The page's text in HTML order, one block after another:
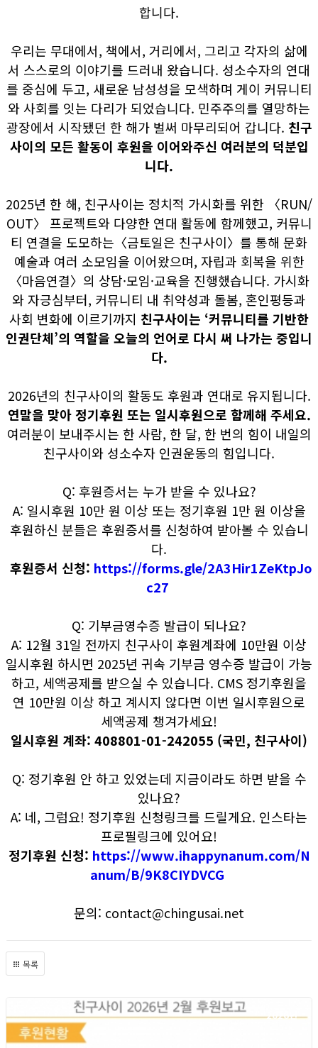
합니다.
우리는 무대에서, 책에서, 거리에서, 그리고 각자의 삶에
서 스스로의 이야기를 드러내 왔습니다. 성소수자의 연대
를 중심에 두고, 새로운 남성성을 모색하며 게이 커뮤니티
와 사회를 잇는 다리가 되었습니다. 민주주의를 열망하는
광장에서 시작됐던 한 해가 벌써 마무리되어 갑니다. 친구
사이의 모든 활동이 후원을 이어와주신 여러분의 덕분입
니다.
2025년 한 해, 친구사이는 정치적 가시화를 위한 〈RUN/
OUT〉 프로젝트와 다양한 연대 활동에 함께했고, 커뮤니
티 연결을 도모하는〈금토일은 친구사이〉를 통해 문화
예술과 여러 소모임을 이어왔으며, 자립과 회복을 위한
〈마음연결〉의 상담·모임·교육을 진행했습니다. 가시화
와 자긍심부터, 커뮤니티 내 취약성과 돌봄, 혼인평등과
사회 변화에 이르기까지 친구사이는 ‘커뮤니티를 기반한
인권단체’의 역할을 오늘의 언어로 다시 써 나가는 중입니
다.
2026년의 친구사이의 활동도 후원과 연대로 유지됩니다.
연말을 맞아 정기후원 또는 일시후원으로 함께해 주세요.
여러분이 보내주시는 한 사람, 한 달, 한 번의 힘이 내일의
친구사이와 성소수자 인권운동의 힘입니다.
Q: 후원증서는 누가 받을 수 있나요?
A: 일시후원 10만 원 이상 또는 정기후원 1만 원 이상을
후원하신 분들은 후원증서를 신청하여 받아볼 수 있습니
다.
후원증서 신청: https://forms.gle/2A3Hir1ZeKtpJo
c27
Q: 기부금영수증 발급이 되나요?
A: 12월 31일 전까지 친구사이 후원계좌에 10만원 이상
일시후원 하시면 2025년 귀속 기부금 영수증 발급이 가능
하고, 세액공제를 받으실 수 있습니다. CMS 정기후원을
연 10만원 이상 하고 계시지 않다면 이번 일시후원으로
세액공제 챙겨가세요!
일시후원 계좌: 408801-01-242055 (국민, 친구사이)
Q: 정기후원 안 하고 있었는데 지금이라도 하면 받을 수
있나요?
A: 네, 그럼요! 정기후원 신청링크를 드릴게요. 인스타는
프로필링크에 있어요!
정기후원 신청: https://www.ihappynanum.com/N
anum/B/9K8CIYDVCG
문의: contact@chingusai.net
목록
2026년